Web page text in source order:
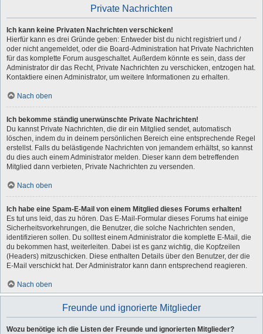
Private Nachrichten
Ich kann keine Privaten Nachrichten verschicken!
Hierfür kann es drei Gründe geben: Entweder bist du nicht registriert und /
oder nicht angemeldet, oder die Board-Administration hat Private Nachrichten
für das komplette Forum ausgeschaltet. Außerdem könnte es sein, dass der
Administrator dir das Recht, Private Nachrichten zu verschicken, entzogen hat.
Kontaktiere einen Administrator, um weitere Informationen zu erhalten.
Nach oben
Ich bekomme ständig unerwünschte Private Nachrichten!
Du kannst Private Nachrichten, die dir ein Mitglied sendet, automatisch
löschen, indem du in deinem persönlichen Bereich eine entsprechende Regel
erstellst. Falls du belästigende Nachrichten von jemandem erhältst, so kannst
du dies auch einem Administrator melden. Dieser kann dem betreffenden
Mitglied dann verbieten, Private Nachrichten zu versenden.
Nach oben
Ich habe eine Spam-E-Mail von einem Mitglied dieses Forums erhalten!
Es tut uns leid, das zu hören. Das E-Mail-Formular dieses Forums hat einige
Sicherheitsvorkehrungen, die Benutzer, die solche Nachrichten senden,
identifizieren sollen. Du solltest einem Administrator die komplette E-Mail, die
du bekommen hast, weiterleiten. Dabei ist es ganz wichtig, die Kopfzeilen
(Headers) mitzuschicken. Diese enthalten Details über den Benutzer, der die
E-Mail verschickt hat. Der Administrator kann dann entsprechend reagieren.
Nach oben
Freunde und ignorierte Mitglieder
Wozu benötige ich die Listen der Freunde und ignorierten Mitglieder?